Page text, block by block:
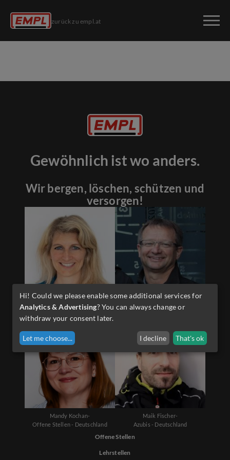
zurück zu empl.at
Gewöhnlich ist wo anders.
Wir bergen, löschen, schützen und
versorgen!
Offene Stellen
Lehrstellen
Diana Schwarzenauer-
Martin Sporer-
Mandy Kochan-
Offene Stellen - Deutschland
Maik Fischer-
Azubis - Deutschland
Hi! Could we please enable some additional services for
Analytics & Advertising? You can always change or
withdraw your consent later.
Let me choose... I decline That's ok